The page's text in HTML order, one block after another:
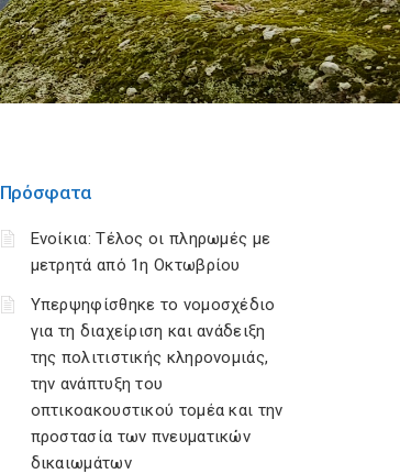
Πρόσφατα
Ενοίκια: Τέλος οι πληρωμές με
μετρητά από 1η Οκτωβρίου
Υπερψηφίσθηκε το νομοσχέδιο
για τη διαχείριση και ανάδειξη
της πολιτιστικής κληρονομιάς,
την ανάπτυξη του
οπτικοακουστικού τομέα και την
προστασία των πνευματικών
δικαιωμάτων